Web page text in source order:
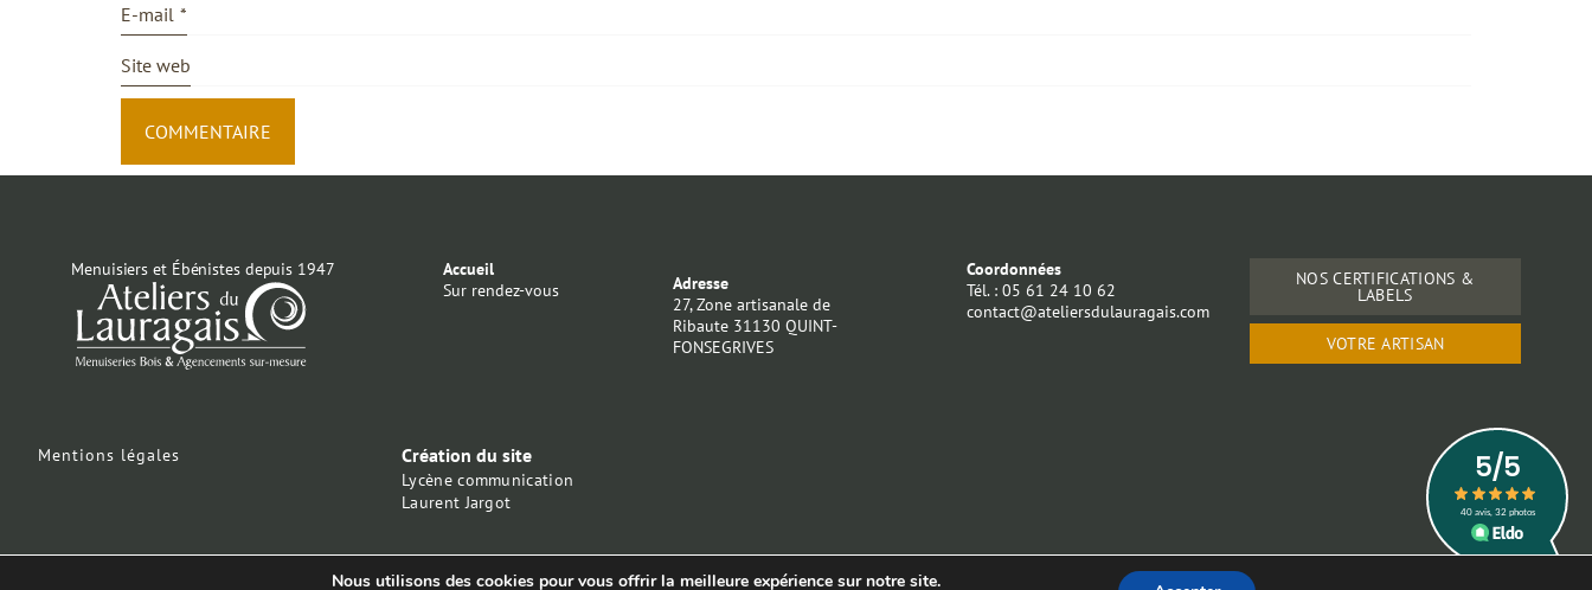
E-mail *
Site web
Menuisiers et Ébénistes depuis 1947
Accueil
Sur rendez-vous
Adresse
27, Zone artisanale de
Ribaute 31130 QUINT-
FONSEGRIVES
Coordonnées
Tél. : 05 61 24 10 62
contact@ateliersdulauragais.com
NOS CERTIFICATIONS &
LABELS
VOTRE ARTISAN
Mentions légales
Lycène communication
Création du site
Laurent Jargot
Nous utilisons des cookies pour vous offrir la meilleure expérience sur notre site.